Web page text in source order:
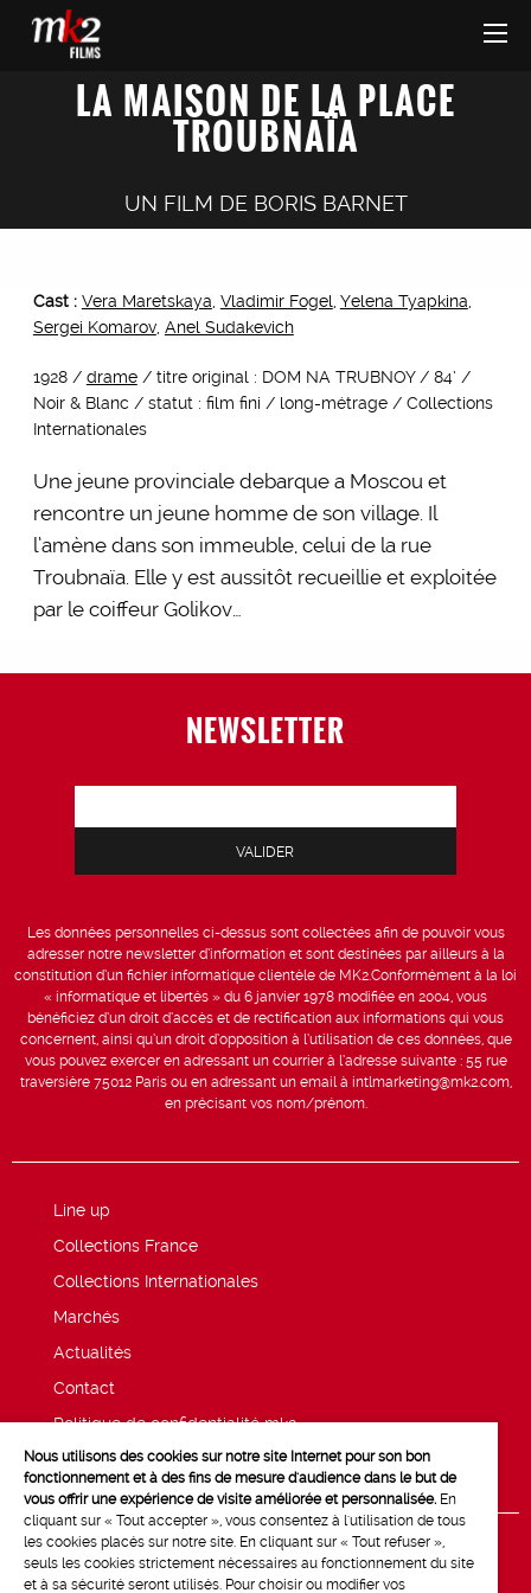
LA MAISON DE LA PLACE
TROUBNAÏA
UN FILM DE BORIS BARNET
Cast : Vera Maretskaya Vladimir Fogel Yelena Tyapkina
Sergei Komarov, Anel Sudakevich
1928 / drame/ titre original : DOM NA TRUBNOY / 84’ /
Noir & Blanc / statut : film fini / long-métrage / Collections
Internationales
Une jeune provinciale debarque a Moscou et
rencontre un jeune homme de son village. Il
l’amène dans son immeuble, celui de la rue
Troubnaïa. Elle y est aussitôt recueillie et exploitée
par le coiffeur Golikov…
NEWSLETTER
Les données personnelles ci-dessus sont collectées afin de pouvoir vous
adresser notre newsletter d’information et sont destinées par ailleurs à la
constitution d’un fichier informatique clientèle de MK2.Conformément à la loi
« informatique et libertés » du 6 janvier 1978 modifiée en 2004, vous
bénéficiez d’un droit d’accès et de rectification aux informations qui vous
concernent, ainsi qu’un droit d’opposition à l’utilisation de ces données, que
vous pouvez exercer en adressant un courrier à l’adresse suivante : 55 rue
traversière 75012 Paris ou en adressant un email à intlmarketing@mk2.com,
en précisant vos nom/prénom.
Line up
Collections France
Collections Internationales
Marchés
Actualités
Contact
Politique de confidentialité mk2
Mentions légales
Nous utilisons des cookies sur notre site Internet pour son bon
fonctionnement et à des fins de mesure d'audience dans le but de
vous offrir une expérience de visite améliorée et personnalisée. En
cliquant sur « Tout accepter », vous consentez à l'utilisation de tous
les cookies placés sur notre site. En cliquant sur « Tout refuser »,
seuls les cookies strictement nécessaires au fonctionnement du site
et à sa sécurité seront utilisés. Pour choisir ou modifier vos